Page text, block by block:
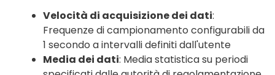
Velocità di acquisizione dei dati:
Frequenze di campionamento configurabili da
1 secondo a intervalli definiti dall'utente
Media dei dati: Media statistica su periodi